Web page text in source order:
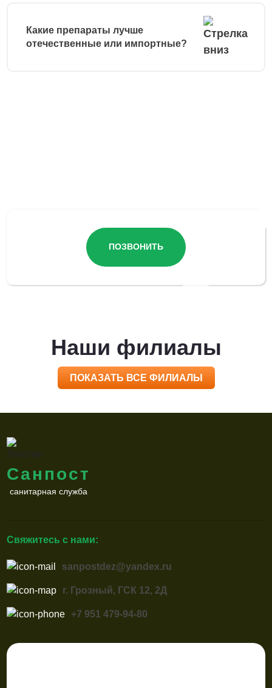
Какие препараты лучше
отечественные или импортные?
ПОЗВОНИТЬ
Наши филиалы
ПОКАЗАТЬ ВСЕ ФИЛИАЛЫ
Санпост
санитарная служба
Свяжитесь с нами:
sanpostdez@yandex.ru
г. Грозный, ГСК 12, 2Д
+7 951 479-94-80